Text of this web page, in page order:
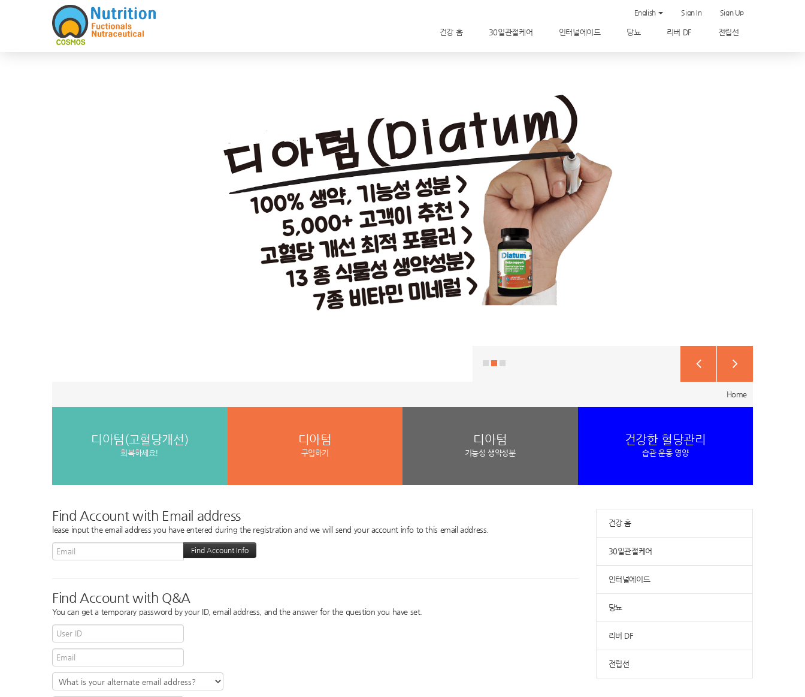
English Sign In Sign Up
건강 홈 30일관절케어 인터널에이드 당뇨 리버 DF 전립선
Home
디아텀(고혈당개선)
회복하세요!
디아텀
구입하기
디아텀
기능성 생약성분
건강한 혈당관리
습관 운동 영양
건강 홈
30일관절케어
인터널에이드
당뇨
리버 DF
전립선
Find Account with Email address
lease input the email address you have entered during the registration and we will send your account info to this email address.
Find Account with Q&A
You can get a temporary password by your ID, email address, and the answer for the question you have set.